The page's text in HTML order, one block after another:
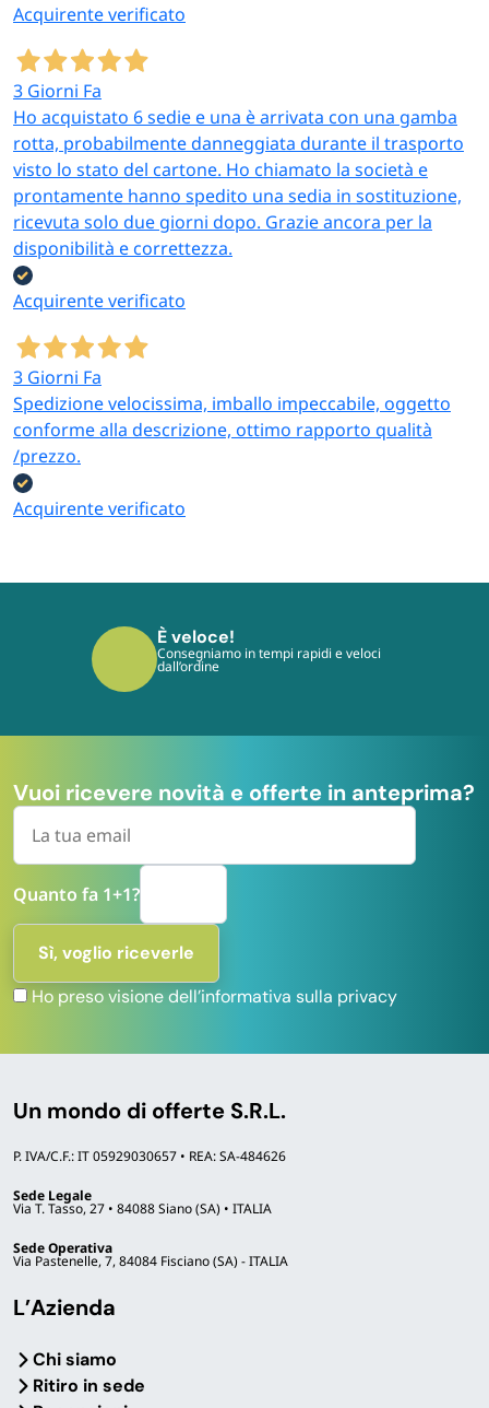
Acquirente verificato
3 Giorni Fa
Ho acquistato 6 sedie e una è arrivata con una gamba
rotta, probabilmente danneggiata durante il trasporto
visto lo stato del cartone. Ho chiamato la società e
prontamente hanno spedito una sedia in sostituzione,
ricevuta solo due giorni dopo. Grazie ancora per la
disponibilità e correttezza.
Acquirente verificato
3 Giorni Fa
Spedizione velocissima, imballo impeccabile, oggetto
conforme alla descrizione, ottimo rapporto qualità
/prezzo.
Acquirente verificato
È sicuro!
I tuoi pagamenti sono protetti dai più
moderni protocolli
Vuoi ricevere novità e offerte in anteprima?
Quanto fa 1+1?
Ho preso visione dell’informativa sulla privacy
Un mondo di offerte S.R.L.
P. IVA/C.F.: IT 05929030657 • REA: SA-484626
Sede Legale
Via T. Tasso, 27 • 84088 Siano (SA) • ITALIA
Sede Operativa
Via Pastenelle, 7, 84084 Fisciano (SA) - ITALIA
L’Azienda
Chi siamo
Ritiro in sede